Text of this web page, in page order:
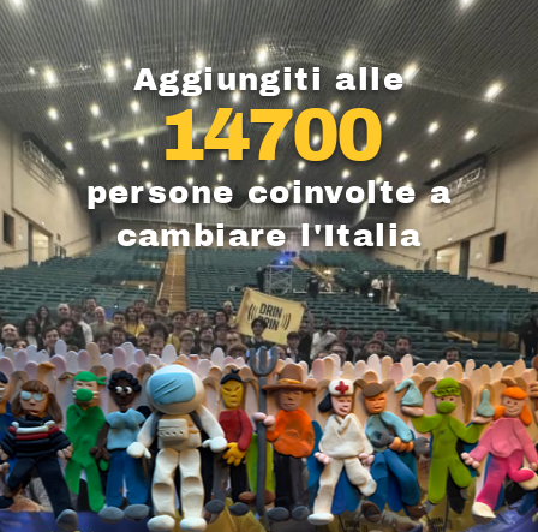
Aggiungiti alle
14700
persone coinvolte a
cambiare l'Italia